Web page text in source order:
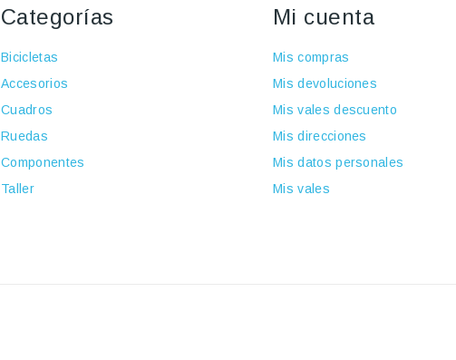
Categorías
Bicicletas
Accesorios
Cuadros
Ruedas
Componentes
Taller
Mi cuenta
Mis compras
Mis devoluciones
Mis vales descuento
Mis direcciones
Mis datos personales
Mis vales